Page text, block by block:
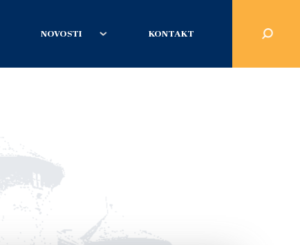
NOVOSTI KONTAKT